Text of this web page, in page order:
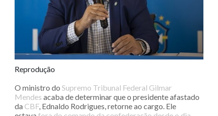
Reprodução
O ministro do Supremo Tribunal Federal Gilmar
Mendes acaba de determinar que o presidente afastado
da CBF, Ednaldo Rodrigues, retorne ao cargo. Ele